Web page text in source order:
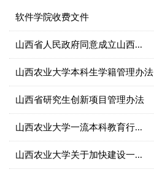
软件学院收费文件
山西省人民政府同意成立山西...
山西农业大学本科生学籍管理办法
山西省研究生创新项目管理办法
山西农业大学一流本科教育行...
山西农业大学关于加快建设一...